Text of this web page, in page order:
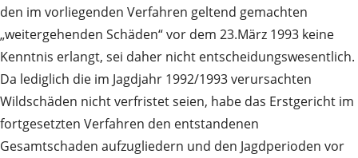
den im vorliegenden Verfahren geltend gemachten
„weitergehenden Schäden“ vor dem 23.März 1993 keine
Kenntnis erlangt, sei daher nicht entscheidungswesentlich.
Da lediglich die im Jagdjahr 1992/1993 verursachten
Wildschäden nicht verfristet seien, habe das Erstgericht im
fortgesetzten Verfahren den entstandenen
Gesamtschaden aufzugliedern und den Jagdperioden vor